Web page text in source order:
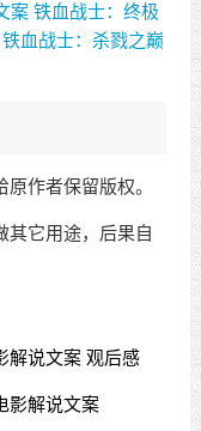
案 铁血战士：终极
铁血战士：杀戮之巅
作者保留版权。
其它用途，后果自
解说文案 观后感
影解说文案